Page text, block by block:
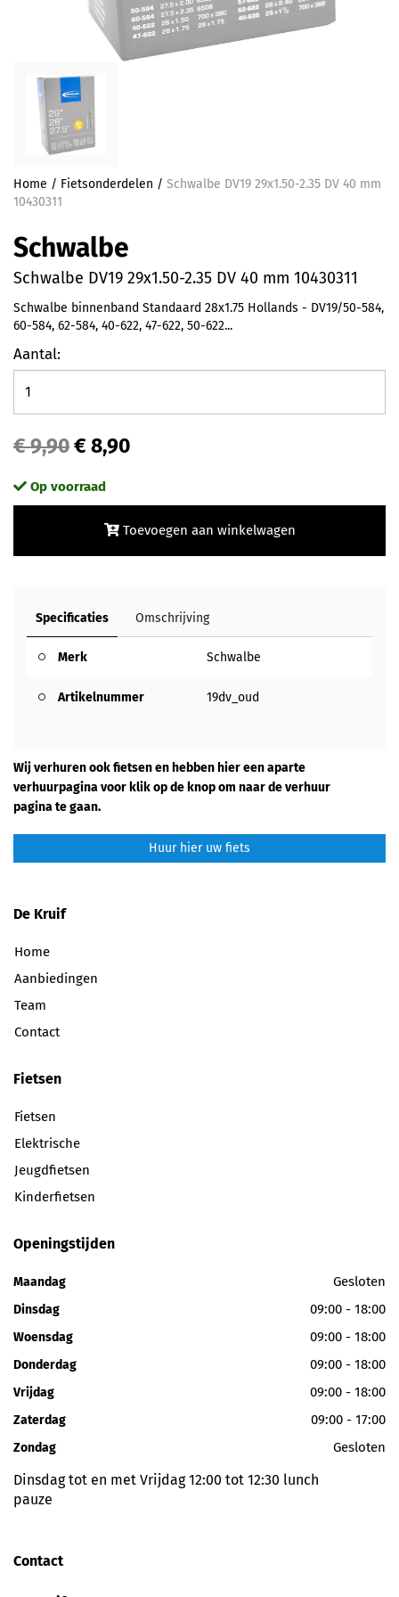
Home / Fietsonderdelen / Schwalbe DV19 29x1.50-2.35 DV 40 mm
10430311
Schwalbe
Schwalbe DV19 29x1.50-2.35 DV 40 mm 10430311
Schwalbe binnenband Standaard 28x1.75 Hollands - DV19/50-584,
60-584, 62-584, 40-622, 47-622, 50-622...
Aantal:
€ 9,90€ 8,90
Op voorraad
Toevoegen aan winkelwagen
Specificaties Omschrijving
Merk Schwalbe
Artikelnummer 19dv_oud
Wij verhuren ook fietsen en hebben hier een aparte
verhuurpagina voor klik op de knop om naar de verhuur
pagina te gaan.
Huur hier uw fiets
De Kruif
Home
Aanbiedingen
Team
Contact
Fietsen
Fietsen
Elektrische
Jeugdfietsen
Kinderfietsen
Openingstijden
Maandag Gesloten
Dinsdag 09:00 - 18:00
Woensdag 09:00 - 18:00
Donderdag 09:00 - 18:00
Vrijdag 09:00 - 18:00
Zaterdag 09:00 - 17:00
Zondag Gesloten
Dinsdag tot en met Vrijdag 12:00 tot 12:30 lunch
pauze
Contact